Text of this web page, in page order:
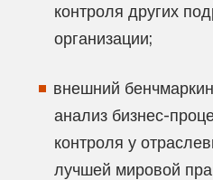
контроля других
организации;
внешний
анализ бизнес-
контроля у
лучшей мировой